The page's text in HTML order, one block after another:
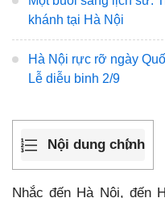
khánh tại Hà Nội
Hà Nội rực rỡ ngày
Lễ diễu binh 2/9
Nội dung chính
Nhắc đến Hà Nội, đến